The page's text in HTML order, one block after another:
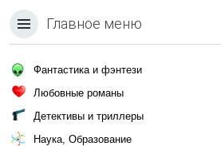
Главное меню
Фантастика и фэнтези
Любовные романы
Детективы и триллеры
Наука, Образование